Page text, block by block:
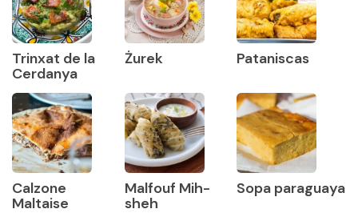
Trinxat de la
Cerdanya
Żurek Pataniscas
Calzone
Maltaise
Malfouf Mih-
sheh
Sopa paraguaya